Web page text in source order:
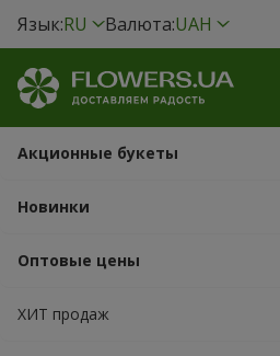
Язык:RU Валюта:UAH
Акционные букеты
Новинки
Оптовые цены
ХИТ продаж